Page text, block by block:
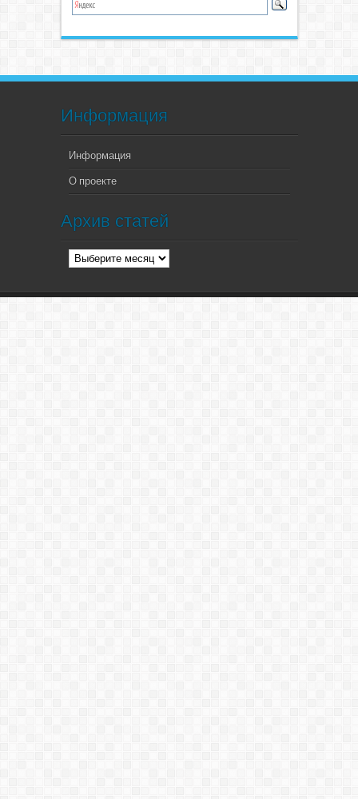
Информация
Информация
О проекте
Архив статей
Архив
статей